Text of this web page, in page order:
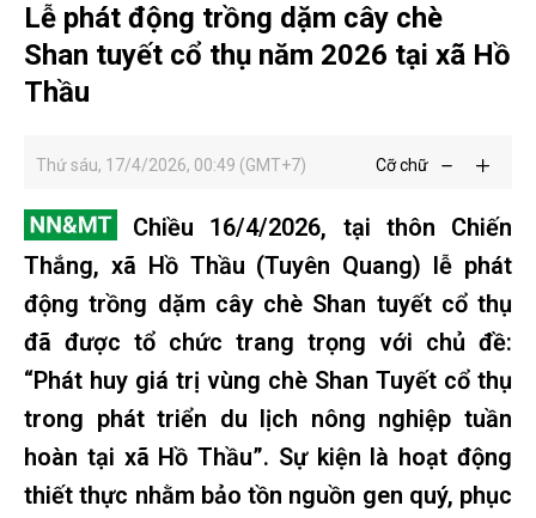
Lễ phát động trồng dặm cây chè
Shan tuyết cổ thụ năm 2026 tại xã Hồ
Thầu
Thứ sáu, 17/4/2026, 00:49 (GMT+7) Cỡ chữ
Chiều 16/4/2026, tại thôn Chiến
Thắng, xã Hồ Thầu (Tuyên Quang) lễ phát
động trồng dặm cây chè Shan tuyết cổ thụ
đã được tổ chức trang trọng với chủ đề:
“Phát huy giá trị vùng chè Shan Tuyết cổ thụ
trong phát triển du lịch nông nghiệp tuần
hoàn tại xã Hồ Thầu”. Sự kiện là hoạt động
thiết thực nhằm bảo tồn nguồn gen quý, phục